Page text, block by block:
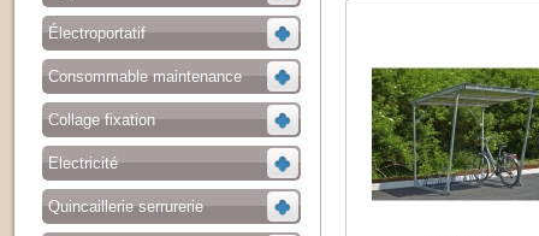
Électroportatif
Consommable maintenance
Collage fixation
Electricité
Quincaillerie serrurerie